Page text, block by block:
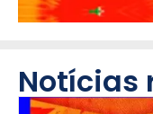
Notícias